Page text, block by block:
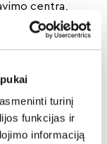
turinį
funkcijas ir
informaciją
centrą,
incidentus.
vamzdyno
ekipažai
reaguoti bei